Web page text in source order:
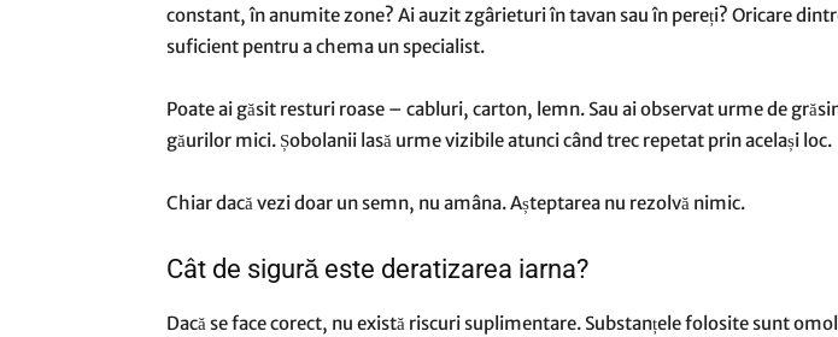
constant, în anumite zone? Ai auzit zgârieturi în tavan sau în pereți? Oricare
suficient pentru a chema un specialist.
Poate ai găsit resturi roase – cabluri, carton, lemn. Sau ai observat urme de
găurilor mici. Șobolanii lasă urme vizibile atunci când trec repetat prin același loc.
Chiar dacă vezi doar un semn, nu amâna. Așteptarea nu rezolvă nimic.
Cât de sigură este deratizarea iarna?
Dacă se face corect, nu există riscuri suplimentare. Substanțele folosite sunt